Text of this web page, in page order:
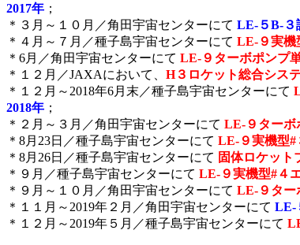
2017年 ；
＊３月～１０月／角田宇宙センターにて LE-５B-３
＊４月～７月／種子島宇宙センターにて LE-９実機
＊6月／角田宇宙センターにて LE-９ターボポンプ
＊１２月／JAXAにおいて、 H３ロケット総合シス
＊１２月～2018年6月末／種子島宇宙センターにて
2018年 ；
＊２月～３月／角田宇宙センターにて LE-９ターボ
＊8月23日／種子島宇宙センターにて LE-９実機型#
＊8月26日／種子島宇宙センターにて 固体ロケット
＊９月／種子島宇宙センターにて LE-９実機型#４
＊９月～１０月／角田宇宙センターにて LE-９ター
＊１１月～2019年２月／角田宇宙センターにて LE-
＊１２月～2019年５月／種子島宇宙センターにて